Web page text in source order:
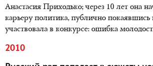
Анастасия Приходько; через 10 лет она
карьеру политика, публично покаявшись
участвовала в конкурсе: ошибка
2010